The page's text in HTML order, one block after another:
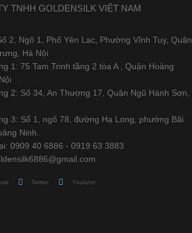
TNHH GOLDENSILK VIỆT NAM
2, Ngõ 1, Phố Yên Lạc, Phường Vĩnh Tuy, Quận
Hà Nội
1: 75 Tam Trinh tầng 2 tòa A , Quận Hoàng
2: Số 34, An Thượng 17, Quận Ngũ Hành Sơn,
3: Số 1, ngõ 78, đường Hạ Long, phường Bãi
Ninh.
0909 40 6886 - 0919 63 3883
Twitter Youtube